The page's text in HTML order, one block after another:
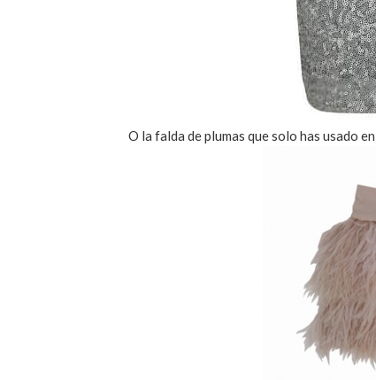
O la falda de plumas que solo has usado